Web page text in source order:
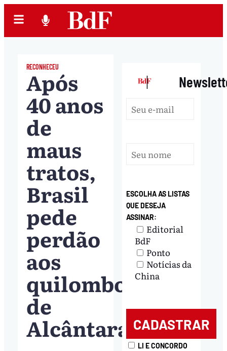
RECONHECEU
Após
40 anos
de
maus
tratos,
Brasil
pede
perdão
aos
quilombolas
de
Alcântara
|
ESCOLHA AS LISTAS
QUE DESEJA
ASSINAR:
Editorial
BdF
Ponto
Notícias da
China
LI E CONCORDO